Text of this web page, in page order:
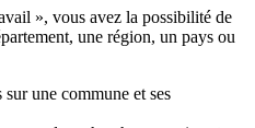
», vous avez la possibilité de
une région, un pays ou
une commune et ses